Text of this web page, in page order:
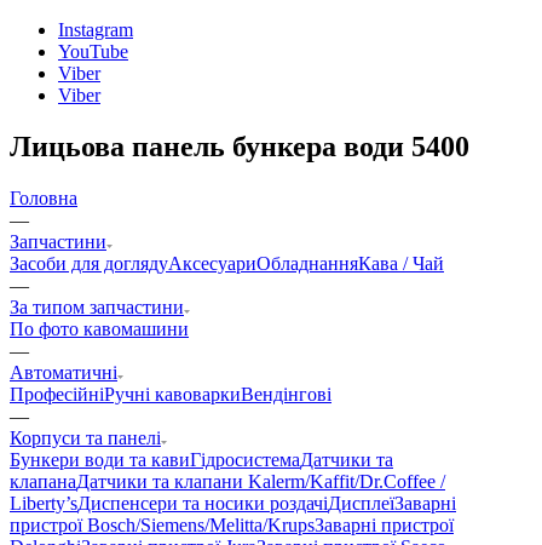
Instagram
YouTube
Viber
Viber
Лицьова панель бункера води 5400
Головна
—
Запчастини
Засоби для доглядуАксесуариОбладнанняКава / Чай
—
За типом запчастини
По фото кавомашини
—
Автоматичні
ПрофесійніРучні кавоваркиВендінгові
—
Корпуси та панелі
Бункери води та кавиГідросистемаДатчики та
клапанаДатчики та клапани Kalerm/Kaffit/Dr.Coffee /
Liberty’sДиспенсери та носики роздачіДисплеїЗаварні
пристрої Bosch/Siemens/Melitta/KrupsЗаварні пристрої